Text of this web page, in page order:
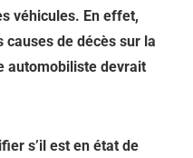
véhicules. En effet,
causes de décès sur la
automobiliste devrait
s’il est en état de